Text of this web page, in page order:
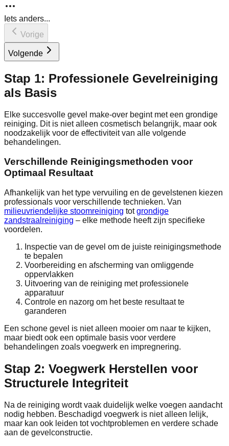
Iets anders...
Vorige
Volgende
Stap 1: Professionele Gevelreiniging
als Basis
Elke succesvolle gevel make-over begint met een grondige
reiniging. Dit is niet alleen cosmetisch belangrijk, maar ook
noodzakelijk voor de effectiviteit van alle volgende
behandelingen.
Verschillende Reinigingsmethoden voor
Optimaal Resultaat
Afhankelijk van het type vervuiling en de gevelstenen kiezen
professionals voor verschillende technieken. Van
milieuvriendelijke stoomreiniging tot grondige
zandstraalreiniging – elke methode heeft zijn specifieke
voordelen.
Inspectie van de gevel om de juiste reinigingsmethode
te bepalen
Voorbereiding en afscherming van omliggende
oppervlakken
Uitvoering van de reiniging met professionele
apparatuur
Controle en nazorg om het beste resultaat te
garanderen
Een schone gevel is niet alleen mooier om naar te kijken,
maar biedt ook een optimale basis voor verdere
behandelingen zoals voegwerk en impregnering.
Stap 2: Voegwerk Herstellen voor
Structurele Integriteit
Na de reiniging wordt vaak duidelijk welke voegen aandacht
nodig hebben. Beschadigd voegwerk is niet alleen lelijk,
maar kan ook leiden tot vochtproblemen en verdere schade
aan de gevelconstructie.